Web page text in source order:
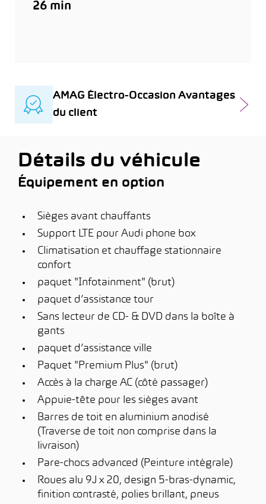
26 min
AMAG Électro-Occasion Avantages
du client
Détails du véhicule
Équipement en option
Sièges avant chauffants
Support LTE pour Audi phone box
Climatisation et chauffage stationnaire
confort
paquet "Infotainment" (brut)
paquet d’assistance tour
Sans lecteur de CD- & DVD dans la boîte à
gants
paquet d’assistance ville
Paquet "Premium Plus" (brut)
Accès à la charge AC (côté passager)
Appuie-tête pour les sièges avant
Barres de toit en aluminium anodisé
(Traverse de toit non comprise dans la
livraison)
Pare-chocs advanced (Peinture intégrale)
Roues alu 9J x 20, design 5-bras-dynamic,
finition contrasté, polies brillant, pneus